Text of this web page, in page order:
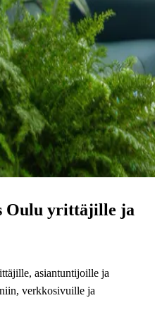
Oulu yrittäjille ja
asiantuntijoille ja
verkkosivuille ja